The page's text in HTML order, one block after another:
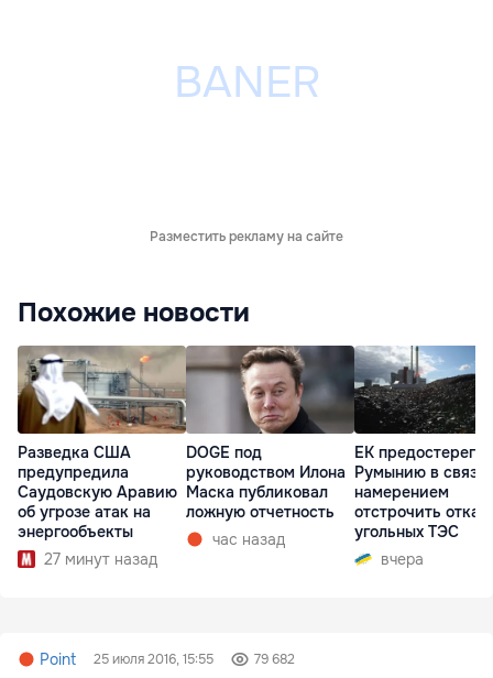
Разместить рекламу на сайте
Похожие новости
Разведка США
предупредила
Саудовскую Аравию
об угрозе атак на
энергообъекты
27 минут назад
DOGE под
руководством Илона
Маска публиковал
ложную отчетность
час назад
ЕК предостерегла
Румынию в связи
намерением
отстрочить отказ
угольных ТЭС
вчера
Point 25 июля 2016, 15:55 79 682